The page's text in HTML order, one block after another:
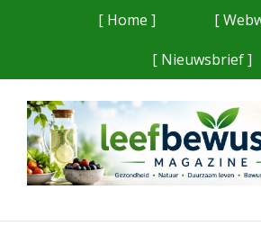
[ Home ]
[
[ Nieuwsbrief ]